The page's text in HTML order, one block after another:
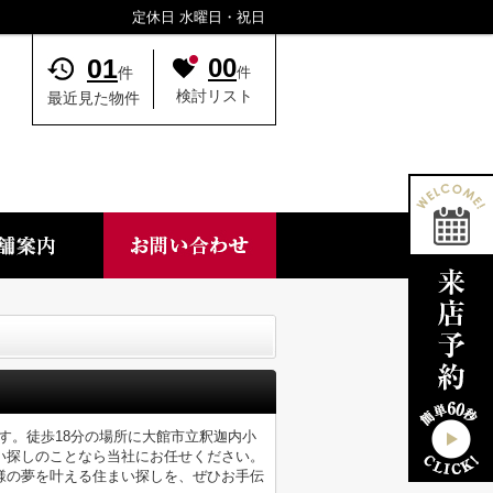
定休日 水曜日・祝日
01件
最近見た物件
00件
検討リスト
。徒歩18分の場所に大館市立釈迦内小
しのことなら当社にお任せください。
夢を叶える住まい探しを、ぜひお手伝